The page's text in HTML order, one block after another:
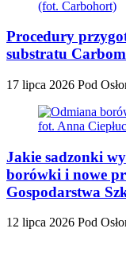
Procedury
substratu
17 lipca 2026 Pod
Jakie sadzonki
borówki i nowe
Gospodarstwa
12 lipca 2026 Pod